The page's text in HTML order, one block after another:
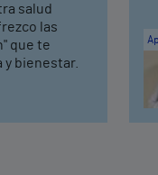
salud
las
que te
y bienestar.